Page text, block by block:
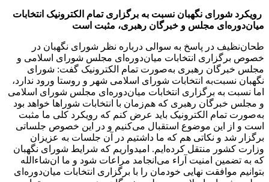
رویکرد شورای نگهبان نسبت به برگزاری تمام الکترونیک انتخابات
میان‌دوره‌ای مجلس و خبرگان رهبری، مثبت است
طحان‌نظیف در پاسخ به سوالی درباره نظر شورای نگهبان در
خصوص برگزاری انتخابات میان‌دوره‌ای مجلس شورای اسلامی و
مجلس خبرگان رهبری به‌صورت تمام الکترونیک گفت: شورای
نگهبان نسبت‌به انتخابات شورای اسلامی شهر و روستا ورود ندارد،
اما نسبت به برگزاری انتخابات میان‌دوره‌ای مجلس شورای اسلامی
و مجلس خبرگان رهبری که هم‌زمان با انتخابات شورا‌ها خواهد بود
به‌صورت تمام الکترونیک باید عرض کنم که رویکرد کلی ما مثبت
است و از این موضوع استقبال می‌کنیم و در این خصوص جلساتی
برگزار شد و نکاتی هم که ما داشتیم در آن جلسات به عزیزان
وزارت کشور منتقل کرده‌ایم. امیدواریم که شرایط شورای نگهبان
که به تضمین امنیت آراء می‌انجامد مراعات شود و ما ان‌شاءالله
بتوانیم موافقت نهایی خودمان را با برگزاری انتخابات میان‌دوره‌ای